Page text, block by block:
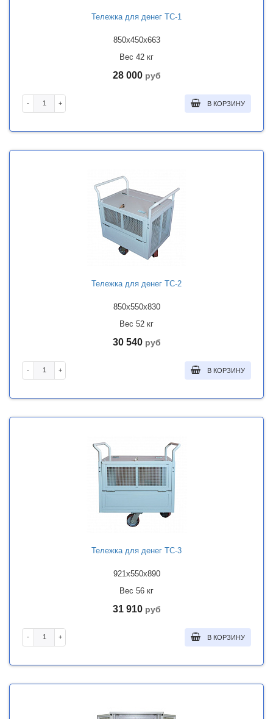
Тележка для денег ТС-1
850x450x663
Вес 42 кг
28 000 руб
- + В КОРЗИНУ
Тележка для денег ТС-2
850x550x830
Вес 52 кг
30 540 руб
- + В КОРЗИНУ
Тележка для денег ТС-3
921x550x890
Вес 56 кг
31 910 руб
- + В КОРЗИНУ